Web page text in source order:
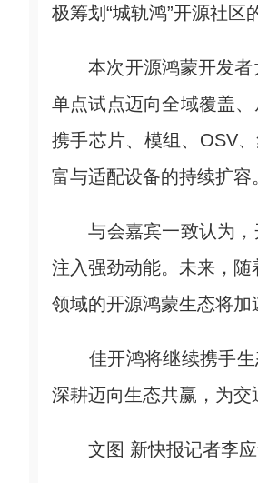
极筹划“城轨鸿”开源社区
本次开源鸿蒙开发者
单点试点迈向全域覆盖
携手芯片、模组、OSV
富与适配设备的持续扩容
与会嘉宾一致认为，
注入强劲动能。未来，
领域的开源鸿蒙生态将加
佳开鸿将继续携手生
深耕迈向生态共赢，为交
文图 新快报记者李应